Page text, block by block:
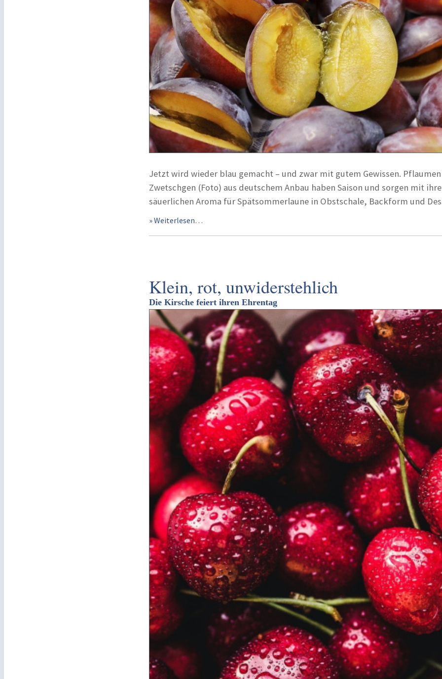
Jetzt wird wieder blau gemacht – und zwar mit gutem Gewissen.
Zwetschgen (Foto) aus deutschem Anbau haben Saison und sorgen mit
säuerlichen Aroma für Spätsommerlaune in Obstschale, Backform und
» Weiterlesen…
Klein, rot, unwiderstehlich
Die Kirsche feiert ihren Ehrentag